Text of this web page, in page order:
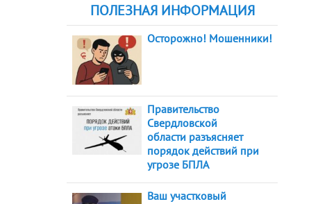
ПОЛЕЗНАЯ ИНФОРМАЦИЯ
Осторожно! Мошенники!
Правительство
Свердловской
области разъясняет
порядок действий при
угрозе БПЛА
Ваш участковый